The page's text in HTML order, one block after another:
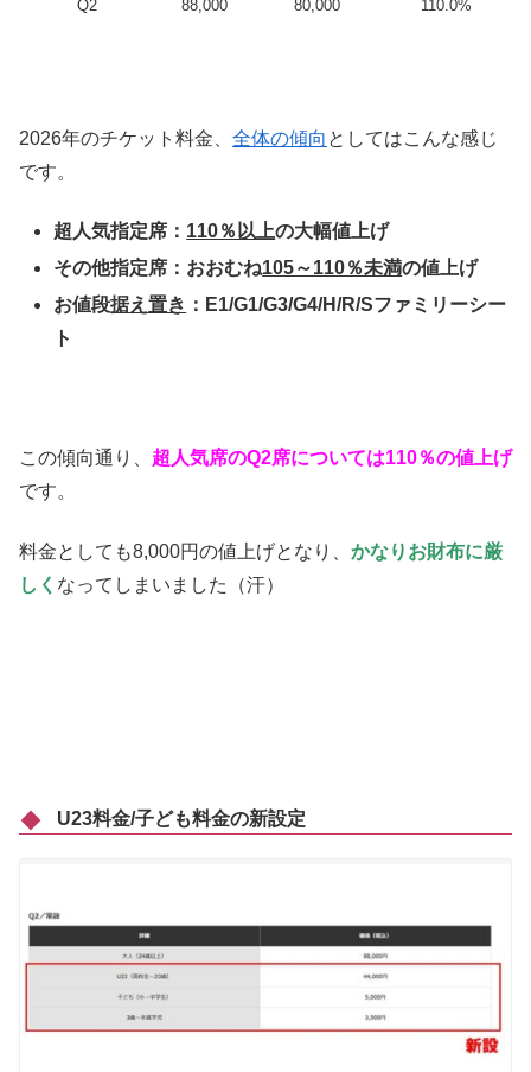
Q2 88,000 80,000 110.0%
2026年のチケット料金、 全体の傾向 としてはこんな感じ
です。
超人気指定席： 110％以上の大幅値上げ
その他指定席：おおむね105～110％未満の値上げ
お値段据え置き ：E1/G1/G3/G4/H/R/Sファミリーシー
ト
この傾向通り、 超人気席のQ2席については110％の値上げ
です。
料金としても8,000円の値上げとなり、 かなりお財布に厳
しく なってしまいました（汗）
U23料金/子ども料金の新設定